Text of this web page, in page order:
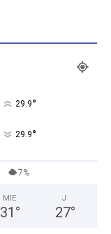
29.9°
29.9°
7%
MIE
31 °
J
27°